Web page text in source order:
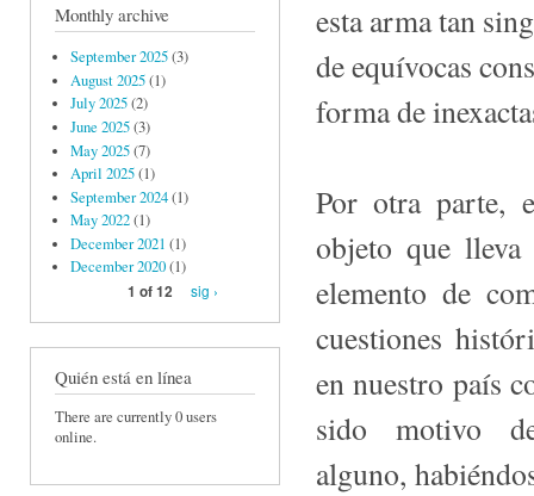
Monthly archive
September 2025(3)
August 2025(1)
July 2025(2)
June 2025(3)
May 2025(7)
April 2025(1)
September 2024(1)
May 2022(1)
December 2021 (1)
December 2020(1)
1 of 12
sig ›
Quién está en línea
There are currently 0 users
online.
esta arma tan
de equívocas
forma de
Por otra parte,
obje­to que
elemento de
cuestiones
en nuestro país
sido motivo
alguno,